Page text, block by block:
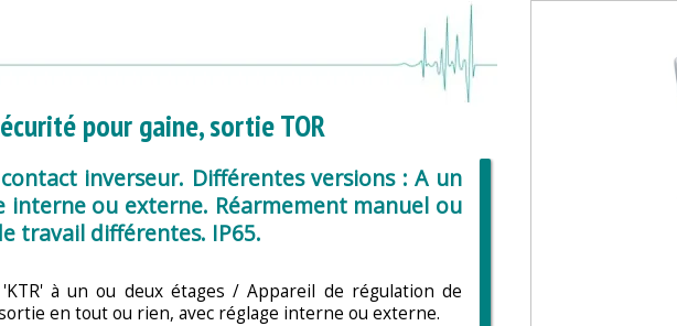
pour gaine, sortie TOR
inverseur. Différentes versions : A un
interne ou externe. Réarmement manuel ou
travail différentes. IP65.
à un ou deux étages / Appareil de régulation de
en tout ou rien, avec réglage interne ou externe.